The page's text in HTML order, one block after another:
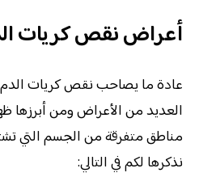
أعراض نقص كريات
عادة ما يصاحب نقص كريات الدم
العديد من الأعراض ومن أبرزها
مناطق متفرقة من الجسم التي
نذكرها لكم في التالي: